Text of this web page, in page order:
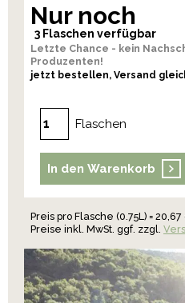
Nur noch
3 Flaschen verfügbar
Letzte Chance - kein
Produzenten!
jetzt bestellen, Versand
Flaschen
In den Warenkorb
Preis pro Flasche (0.75L) = 20,67
Preise inkl. MwSt. ggf. zzgl.